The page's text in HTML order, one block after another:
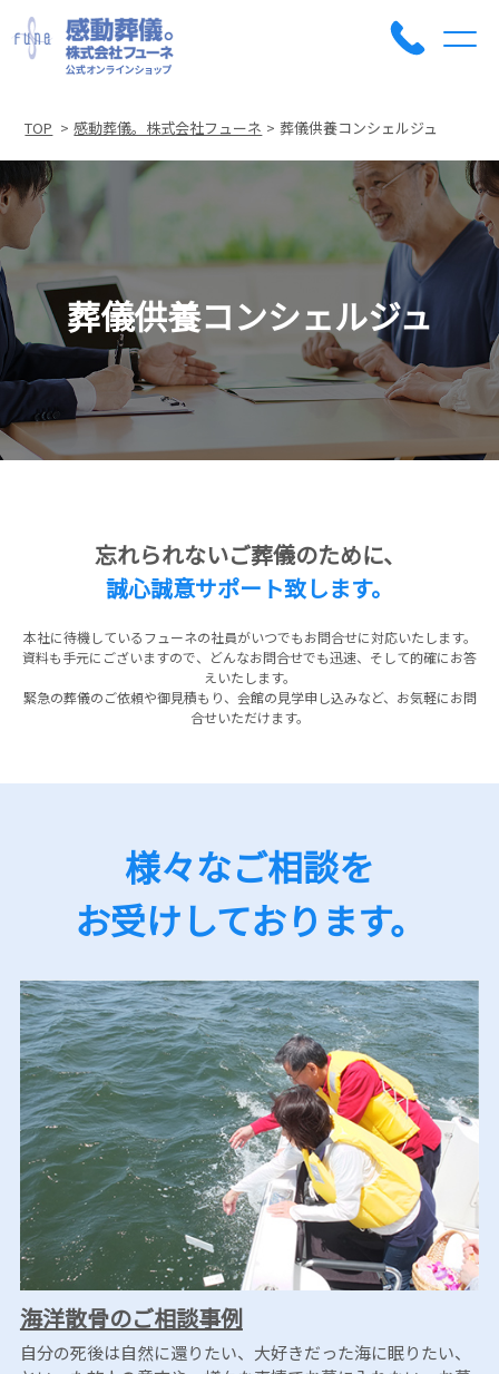
TOP 感動葬儀。株式会社フューネ 葬儀供養コンシェルジュ
葬儀供養コンシェルジュ
忘れられないご葬儀のために、
誠⼼誠意サポート致します。
本社に待機しているフューネの社員がいつでもお問合せに対応いたします。
資料も⼿元にございますので、どんなお問合せでも迅速、そして的確にお答
えいたします。
緊急の葬儀のご依頼や御⾒積もり、会館の⾒学申し込みなど、お気軽にお問
合せいただけます。
様々なご相談を
お受けしております。
海洋散骨のご相談事例
自分の死後は自然に還りたい、大好きだった海に眠りたい、